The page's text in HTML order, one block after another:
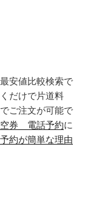
安値比較検索で
だけで片道料
ご注文が可能で
券 電話予約に
約が簡単な理由